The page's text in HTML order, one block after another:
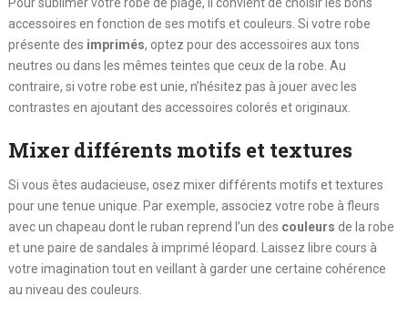
accessoires en fonction de ses motifs et couleurs. Si votre robe
présente des imprimés, optez pour des accessoires aux tons
neutres ou dans les mêmes teintes que ceux de la robe. Au
contraire, si votre robe est unie, n’hésitez pas à jouer avec les
contrastes en ajoutant des accessoires colorés et originaux.
Mixer différents motifs et textures
Si vous êtes audacieuse, osez mixer différents motifs et textures
pour une tenue unique. Par exemple, associez votre robe à fleurs
avec un chapeau dont le ruban reprend l’un des couleurs de la robe
et une paire de sandales à imprimé léopard. Laissez libre cours à
votre imagination tout en veillant à garder une certaine cohérence
au niveau des couleurs.